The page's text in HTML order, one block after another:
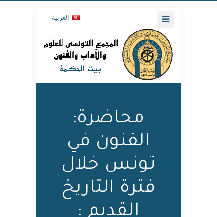
العربية
محاضرة:
الفنون في
تونس خلال
فترة التاريخ
القديم :